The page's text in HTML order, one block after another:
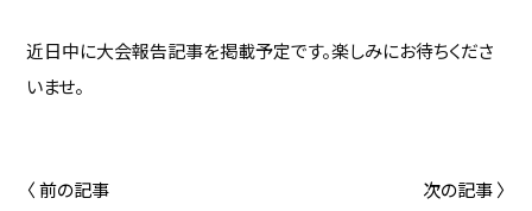
近日中に大会報告記事を掲載予定です。楽しみにお待ちくださ
いませ。
〈 前の記事 次の記事 〉